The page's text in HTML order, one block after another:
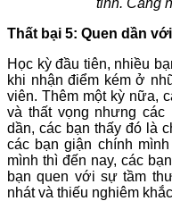
Thất bại 5: Quen dần
Học kỳ đầu tiên, nhiều
khi nhận điểm kém ở
viên. Thêm một kỳ nữa,
và thất vọng nhưng các
dần, các bạn thấy đó là
các bạn giận chính
mình thì đến nay, các
bạn quen với sự tầm
nhát và thiếu nghiêm